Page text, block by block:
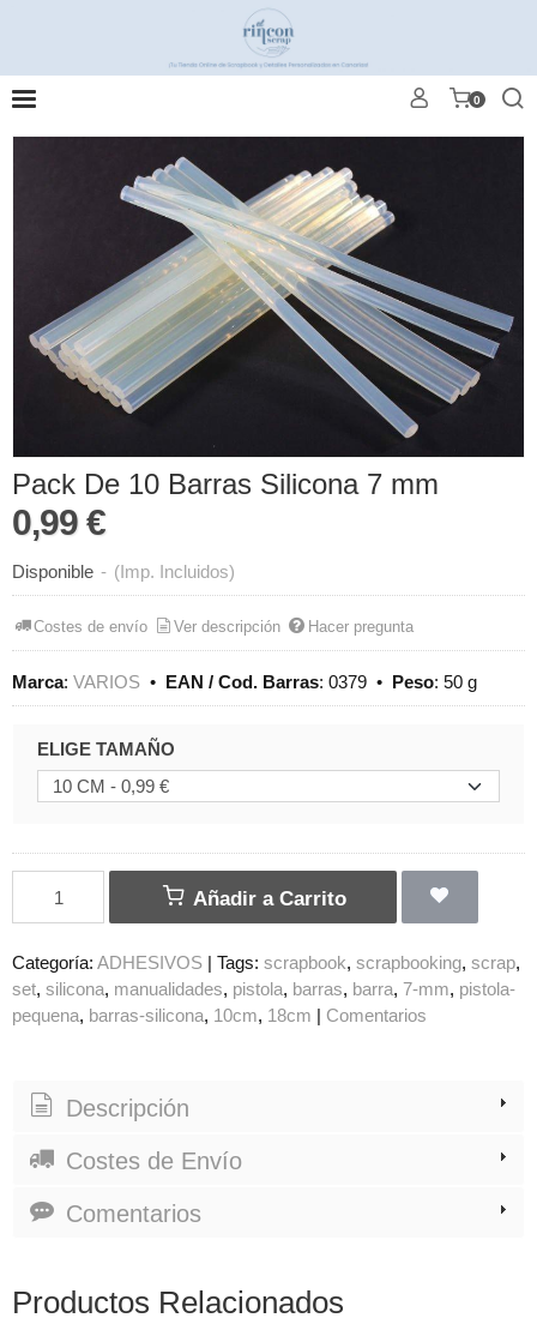
0
Pack De 10 Barras Silicona 7 mm
0,99 €
Disponible - (Imp. Incluidos)
Costes de envío Ver descripción Hacer pregunta
Marca: VARIOS • EAN / Cod. Barras: 0379 • Peso: 50 g
ELIGE TAMAÑO
Añadir a Carrito
Categoría: ADHESIVOS | Tags: scrapbook scrapbooking scrap
set silicona manualidades pistola barras barra 7-mm pistola-
pequena barras-silicona 10cm 18cm | Comentarios
Descripción
Costes de Envío
Comentarios
Productos Relacionados